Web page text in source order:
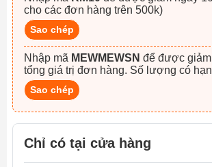
cho các đơn hàng trên 500k)
Sao chép
Nhập mã MEWMEWSN
tổng giá trị đơn hàng. Số lượng có hạn
Sao chép
Chỉ có tại cửa hàng